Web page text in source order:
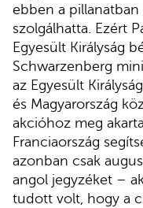
ebben a pillanatban
szolgálhatta. Ezért
Egyesült Királyság
Schwarzenberg
az Egyesült
és Magyarország
akcióhoz meg
Franciaország
azonban csak
angol jegyzéket –
tudott volt, hogy a